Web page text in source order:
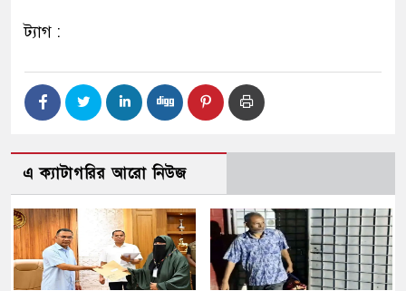
ট্যাগ :
এ ক্যাটাগরির আরো নিউজ